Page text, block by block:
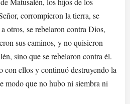
corrompieron la tierra, se
otros, se rebelaron contra Dios,
sus caminos, y no quisieron
sino que se rebelaron contra él.
con ellos y continuó destruyendo la
modo que no hubo ni siembra ni